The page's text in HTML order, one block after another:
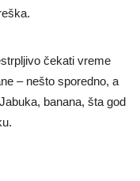
čekati vreme
– nešto sporedno, a
banana, šta god